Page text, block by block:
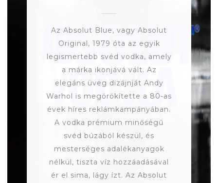
Az Absolut Blue, vagy Absolut
Original, 1979 óta az egyik
legismertebb svéd vodka, amely
a márka ikonjává vált. Az
elegáns üveg dizájnját Andy
Warhol is megörökítette a 80-as
évek híres reklámkampányában.
A vodka prémium minőségű
svéd búzából készül, és
mesterséges adalékanyagok
nélkül, tiszta víz hozzáadásával
ér el sima, lágy ízt. Az Absolut